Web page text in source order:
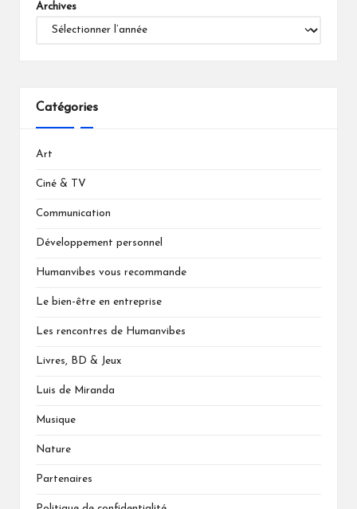
Archives
Catégories
Art
Ciné & TV
Communication
Développement personnel
Humanvibes vous recommande
Le bien-être en entreprise
Les rencontres de Humanvibes
Livres, BD & Jeux
Luis de Miranda
Musique
Nature
Partenaires